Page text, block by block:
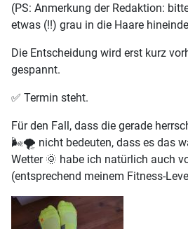
(PS: Anmerkung der Redaktion:
etwas (!!) grau in die Haare
Die Entscheidung wird erst kurz
gespannt.
✅️ Termin steht.
Für den Fall, dass die gerade
🌬🌪 nicht bedeuten, dass es das
Wetter 🌞 habe ich natürlich auch
(entsprechend meinem Fitness-